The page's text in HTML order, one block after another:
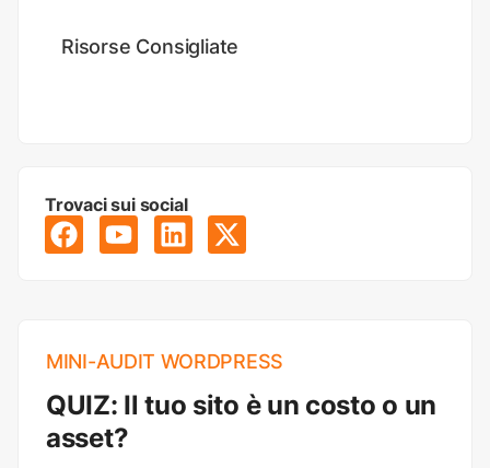
Risorse Consigliate
Trovaci sui social
MINI-AUDIT WORDPRESS
QUIZ: Il tuo sito è un costo o un
asset?